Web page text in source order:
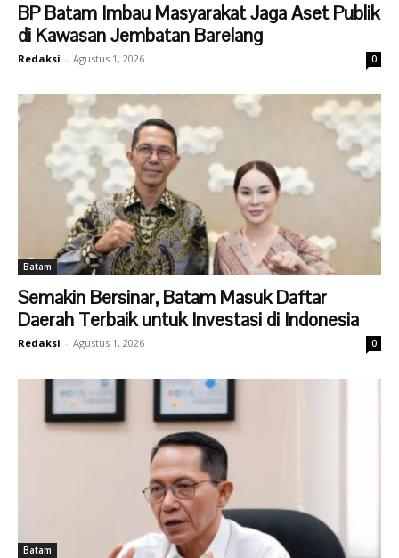
BP Batam Imbau Masyarakat Jaga Aset Publik
di Kawasan Jembatan Barelang
Redaksi - Agustus 1, 2026 0
Batam
Semakin Bersinar, Batam Masuk Daftar
Daerah Terbaik untuk Investasi di Indonesia
Redaksi - Agustus 1, 2026 0
Batam